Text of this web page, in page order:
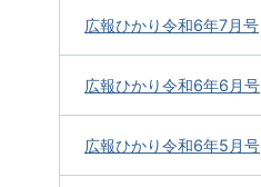
広報ひかり令和6年7月号
広報ひかり令和6年6月号
広報ひかり令和6年5月号